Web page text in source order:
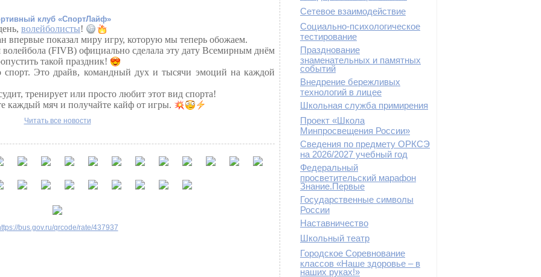
клуб «СпортЛайф»
волейболисты!
впервые показал миру игру, которую мы теперь обожаем.
(FIVB) официально сделала эту дату Всемирным днём
такой праздник!
Это драйв, командный дух и тысячи эмоций на каждой
тренирует или просто любит этот вид спорта!
каждый мяч и получайте кайф от игры.
Читать все новости
bus.gov.ru/qrcode/rate/437937
Сетевое взаимодействие
Социально-психологическое
тестирование
Празднование
знаменательных и памятных
событий
Внедрение бережливых
технологий в лицее
Школьная служба примирения
Проект «Школа
Минпросвещения России»
Сведения по предмету ОРКСЭ
на 2026/2027 учебный год
Федеральный
просветительский марафон
Знание.Первые
Государственные символы
России
Наставничество
Школьный театр
Городское Соревнование
классов «Наше здоровье – в
наших руках!»